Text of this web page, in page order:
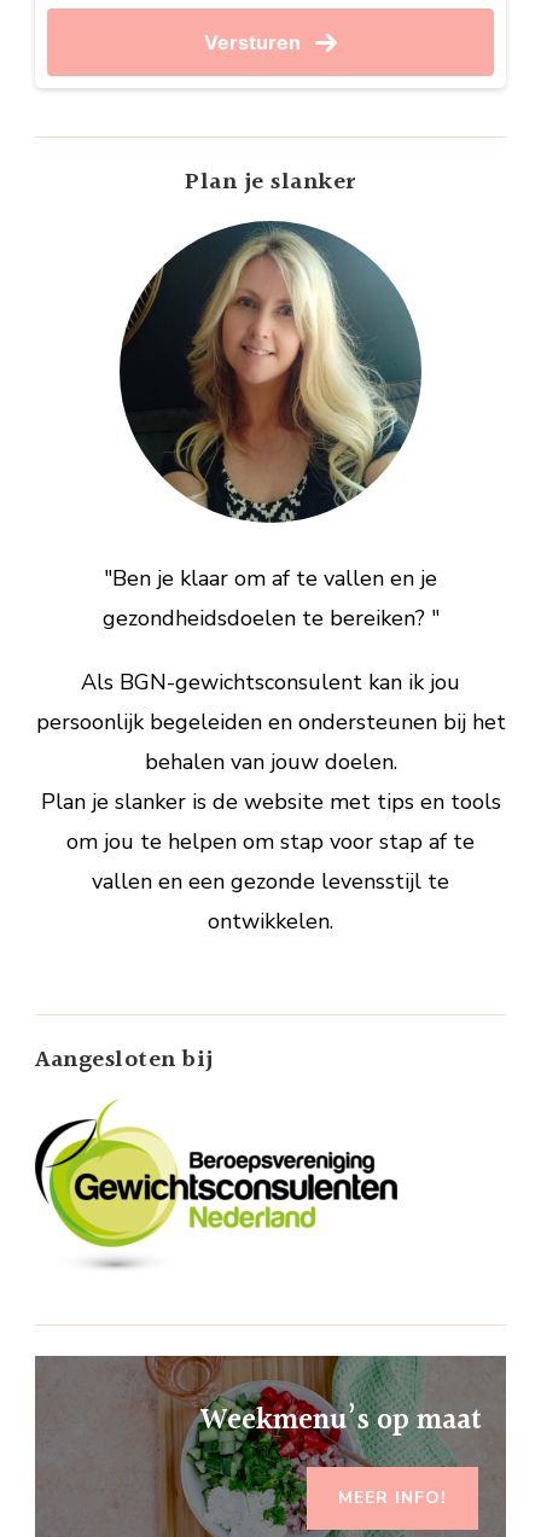
Versturen
Plan je slanker
"Ben je klaar om af te vallen en je
gezondheidsdoelen te bereiken? "
Als BGN-gewichtsconsulent kan ik jou
persoonlijk begeleiden en ondersteunen bij het
behalen van jouw doelen.
Plan je slanker is de website met tips en tools
om jou te helpen om stap voor stap af te
vallen en een gezonde levensstijl te
ontwikkelen.
Aangesloten bij
Weekmenu’s op maat
MEER INFO!